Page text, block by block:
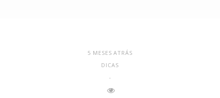
5 MESES ATRÁS
DICAS
-